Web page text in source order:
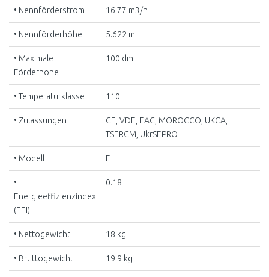
• Nennförderstrom 16.77 m3/h
• Nennförderhöhe 5.622 m
• Maximale
Förderhöhe
100 dm
• Temperaturklasse 110
• Zulassungen
CE, VDE, EAC, MOROCCO, UKCA,
TSERCM, UkrSEPRO
• Modell E
•
Energieeffizienzindex
(EEI)
0.18
• Nettogewicht 18 kg
• Bruttogewicht 19.9 kg